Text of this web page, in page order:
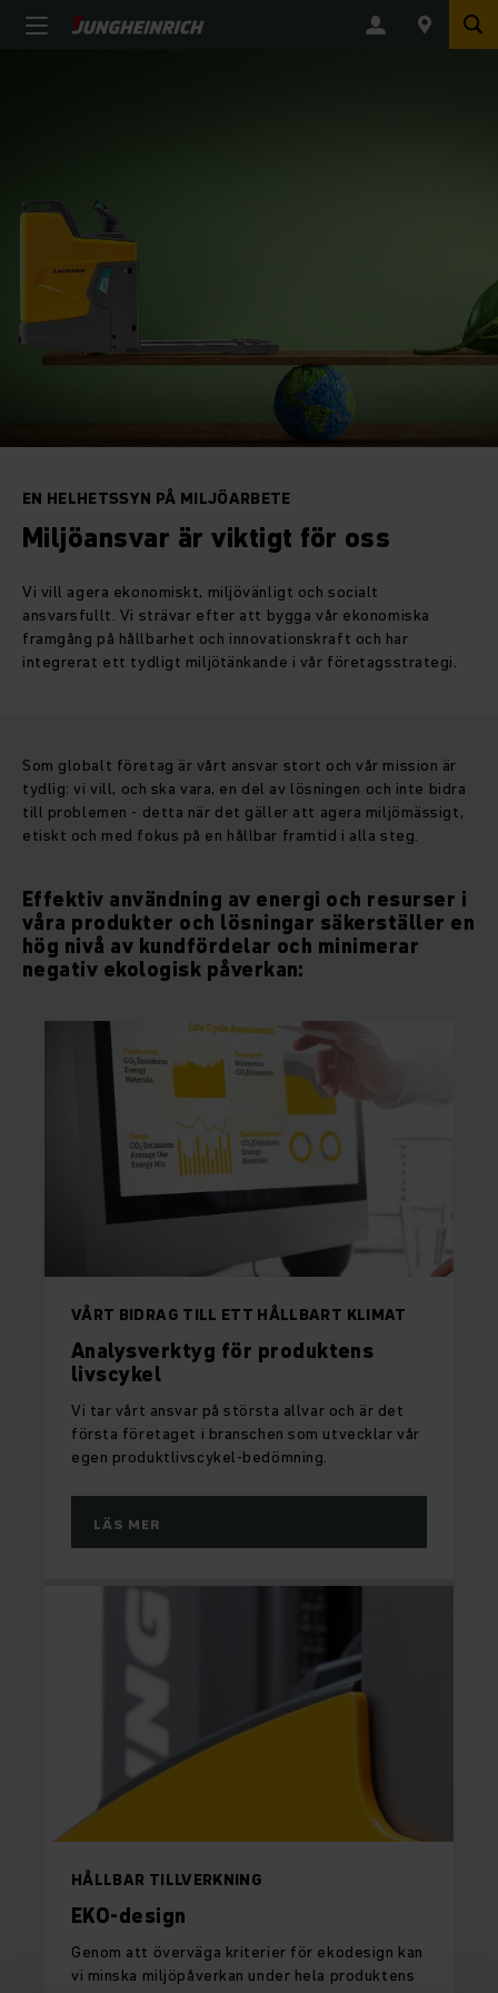
EN HELHETSSYN PÅ MILJÖARBETE
Miljöansvar är viktigt för oss
Vi vill agera ekonomiskt, miljövänligt och socialt
ansvarsfullt. Vi strävar efter att bygga vår ekonomiska
framgång på hållbarhet och innovationskraft och har
integrerat ett tydligt miljötänkande i vår företagsstrategi.
Som globalt företag är vårt ansvar stort och vår mission är
tydlig: vi vill, och ska vara, en del av lösningen och inte bidra
till problemen - detta när det gäller att agera miljömässigt,
etiskt och med fokus på en hållbar framtid i alla steg.
Effektiv användning av energi och resurser i
våra produkter och lösningar säkerställer en
hög nivå av kundfördelar och minimerar
negativ ekologisk påverkan:
VÅRT BIDRAG TILL ETT HÅLLBART KLIMAT
Analysverktyg för produktens
livscykel
Vi tar vårt ansvar på största allvar och är det
första företaget i branschen som utvecklar vår
egen produktlivscykel-bedömning.
LÄS MER
HÅLLBAR TILLVERKNING
EKO-design
Genom att överväga kriterier för ekodesign kan
vi minska miljöpåverkan under hela produktens